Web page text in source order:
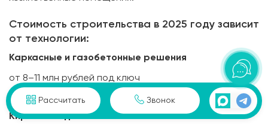
Рассчитать Звонок
Стоимость строительства в 2025 году зависит
от технологии:
Каркасные и газобетонные решения
от 8–11 млн рублей под ключ
Кирпичные дома